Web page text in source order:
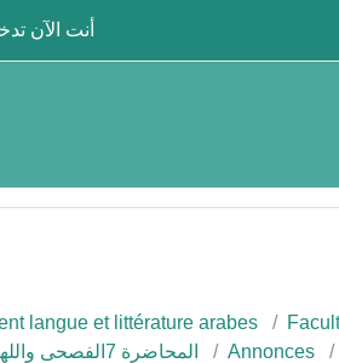
أنت الآن
langue et littérature arabes
Annonces
المحاضرة 7الفصحى واللهجة: تطبيقات في التطور الصوتي